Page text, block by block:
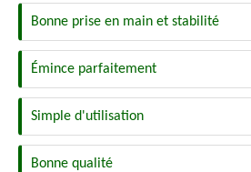
Bonne prise en main et stabilité
Émince parfaitement
Simple d'utilisation
Bonne qualité